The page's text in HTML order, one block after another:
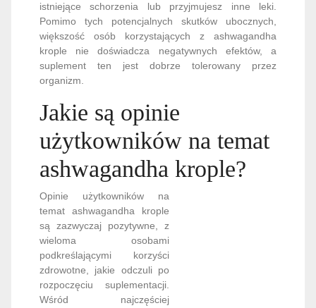
istniejące schorzenia lub przyjmujesz inne leki.
Pomimo tych potencjalnych skutków ubocznych,
większość osób korzystających z ashwagandha
krople nie doświadcza negatywnych efektów, a
suplement ten jest dobrze tolerowany przez
organizm.
Jakie są opinie
użytkowników na temat
ashwagandha krople?
Opinie użytkowników na
temat ashwagandha krople
są zazwyczaj pozytywne, z
wieloma osobami
podkreślającymi korzyści
zdrowotne, jakie odczuli po
rozpoczęciu suplementacji.
Wśród najczęściej wymienianych zalet znajdują się